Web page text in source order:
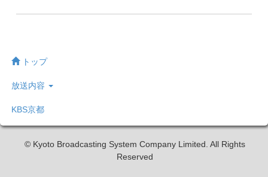
トップ
放送内容
KBS京都
© Kyoto Broadcasting System Company Limited. All Rights
Reserved